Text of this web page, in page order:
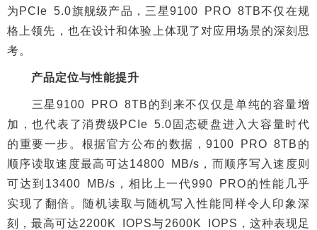
为PCIe 5.0旗舰级产品，三星9100 PRO 8TB不仅在规
格上领先，也在设计和体验上体现了对应用场景的深刻思
考。
产品定位与性能提升
三星9100 PRO 8TB的到来不仅仅是单纯的容量增
加，也代表了消费级PCIe 5.0固态硬盘进入大容量时代
的重要一步。根据官方公布的数据，9100 PRO 8TB的
顺序读取速度最高可达14800 MB/s，而顺序写入速度则
可达到13400 MB/s，相比上一代990 PRO的性能几乎
实现了翻倍。随机读取与随机写入性能同样令人印象深
刻，最高可达2200K IOPS与2600K IOPS，这种表现足